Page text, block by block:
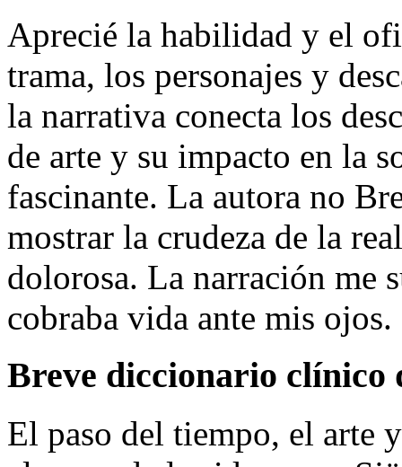
Aprecié la habilidad y el
trama, los personajes y
la narrativa conecta los
de arte y su impacto en la
fascinante. La autora no
mostrar la crudeza de la
dolorosa. La narración me
cobraba vida ante mis ojos.
Breve diccionario clínico
El paso del tiempo, el arte